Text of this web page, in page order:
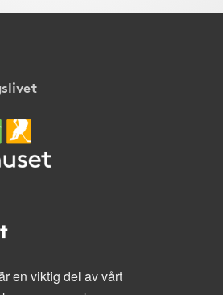
en viktig del av vårt